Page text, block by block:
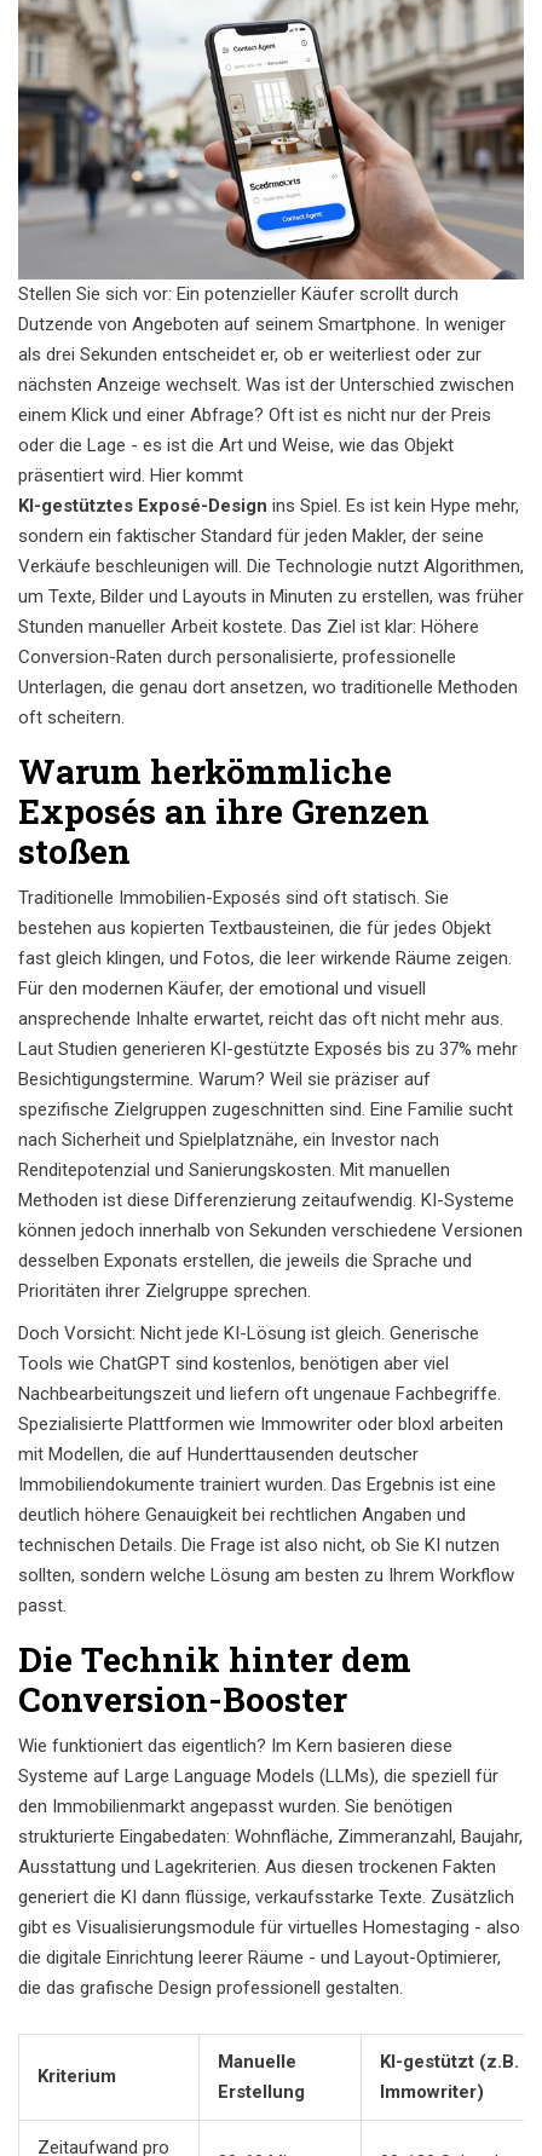
Stellen Sie sich vor: Ein potenzieller Käufer scrollt durch
Dutzende von Angeboten auf seinem Smartphone. In weniger
als drei Sekunden entscheidet er, ob er weiterliest oder zur
nächsten Anzeige wechselt. Was ist der Unterschied zwischen
einem Klick und einer Abfrage? Oft ist es nicht nur der Preis
oder die Lage - es ist die Art und Weise, wie das Objekt
präsentiert wird. Hier kommt
KI-gestütztes Exposé-Design ins Spiel. Es ist kein Hype mehr,
sondern ein faktischer Standard für jeden Makler, der seine
Verkäufe beschleunigen will. Die Technologie nutzt Algorithmen,
um Texte, Bilder und Layouts in Minuten zu erstellen, was früher
Stunden manueller Arbeit kostete. Das Ziel ist klar: Höhere
Conversion-Raten durch personalisierte, professionelle
Unterlagen, die genau dort ansetzen, wo traditionelle Methoden
oft scheitern.
Warum herkömmliche
Exposés an ihre Grenzen
stoßen
Traditionelle Immobilien-Exposés sind oft statisch. Sie
bestehen aus kopierten Textbausteinen, die für jedes Objekt
fast gleich klingen, und Fotos, die leer wirkende Räume zeigen.
Für den modernen Käufer, der emotional und visuell
ansprechende Inhalte erwartet, reicht das oft nicht mehr aus.
Laut Studien generieren KI-gestützte Exposés bis zu 37% mehr
Besichtigungstermine. Warum? Weil sie präziser auf
spezifische Zielgruppen zugeschnitten sind. Eine Familie sucht
nach Sicherheit und Spielplatznähe, ein Investor nach
Renditepotenzial und Sanierungskosten. Mit manuellen
Methoden ist diese Differenzierung zeitaufwendig. KI-Systeme
können jedoch innerhalb von Sekunden verschiedene Versionen
desselben Exponats erstellen, die jeweils die Sprache und
Prioritäten ihrer Zielgruppe sprechen.
Doch Vorsicht: Nicht jede KI-Lösung ist gleich. Generische
Tools wie ChatGPT sind kostenlos, benötigen aber viel
Nachbearbeitungszeit und liefern oft ungenaue Fachbegriffe.
Spezialisierte Plattformen wie Immowriter oder bloxl arbeiten
mit Modellen, die auf Hunderttausenden deutscher
Immobiliendokumente trainiert wurden. Das Ergebnis ist eine
deutlich höhere Genauigkeit bei rechtlichen Angaben und
technischen Details. Die Frage ist also nicht, ob Sie KI nutzen
sollten, sondern welche Lösung am besten zu Ihrem Workflow
passt.
Die Technik hinter dem
Conversion-Booster
Wie funktioniert das eigentlich? Im Kern basieren diese
Systeme auf Large Language Models (LLMs), die speziell für
den Immobilienmarkt angepasst wurden. Sie benötigen
strukturierte Eingabedaten: Wohnfläche, Zimmeranzahl, Baujahr,
Ausstattung und Lagekriterien. Aus diesen trockenen Fakten
generiert die KI dann flüssige, verkaufsstarke Texte. Zusätzlich
gibt es Visualisierungsmodule für virtuelles Homestaging - also
die digitale Einrichtung leerer Räume - und Layout-Optimierer,
die das grafische Design professionell gestalten.
Kriterium
Manuelle
Erstellung
KI-gestützt (z.B.
Immowriter)
Zeitaufwand pro